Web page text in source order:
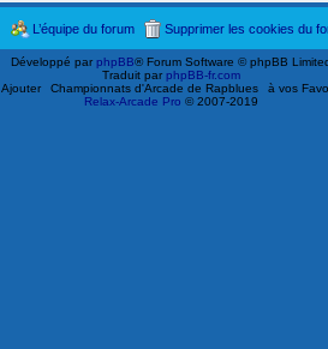
Supprimer les cookies du
L’équipe du forum
Développé parphpBB® Forum Software © phpBB
Traduit parphpBB-fr.com
Ajouter
Championnats d'Arcade de Rapblues
à vos
Relax-Arcade Pro © 2007-2019